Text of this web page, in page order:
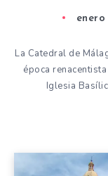
La Catedral de
época
Iglesia